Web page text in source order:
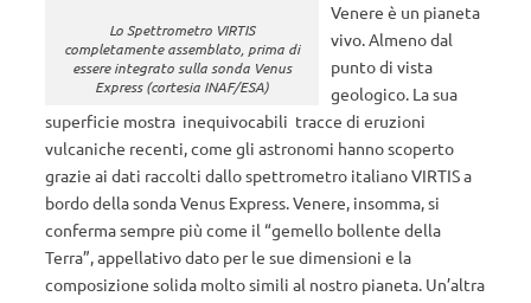
Lo Spettrometro VIRTIS
completamente assemblato, prima di
essere integrato sulla sonda Venus
Express (cortesia INAF/ESA)
Venere è un pianeta
vivo. Almeno dal
punto di vista
geologico. La sua
superficie mostra inequivocabili tracce di eruzioni
vulcaniche recenti, come gli astronomi hanno scoperto
grazie ai dati raccolti dallo spettrometro italiano VIRTIS a
bordo della sonda Venus Express. Venere, insomma, si
conferma sempre più come il “gemello bollente della
Terra”, appellativo dato per le sue dimensioni e la
composizione solida molto simili al nostro pianeta. Un’altra